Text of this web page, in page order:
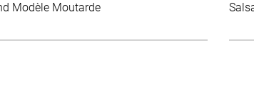
Modèle Moutarde